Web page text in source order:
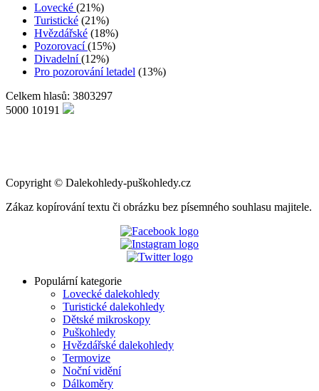
Lovecké (21%)
Turistické (21%)
Hvězdářské (18%)
Pozorovací(15%)
Divadelní(12%)
Pro pozorování letadel (13%)
Celkem hlasů: 3803297
5000 10191
Copyright © Dalekohledy-puškohledy.cz
Zákaz kopírování textu či obrázku bez písemného souhlasu majitele.
Populární kategorie
Lovecké dalekohledy
Turistické dalekohledy
Dětské mikroskopy
Puškohledy
Hvězdářské dalekohledy
Termovize
Noční vidění
Dálkoměry